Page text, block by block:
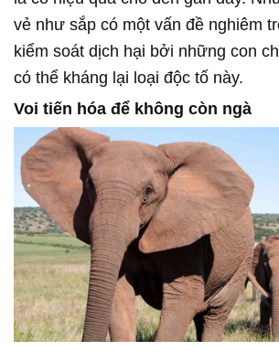
vẻ như sắp có một vấn đề nghiêm
kiểm soát dịch hại bởi những con
có thể kháng lại loại độc tố này.
Voi tiến hóa để không còn ngà